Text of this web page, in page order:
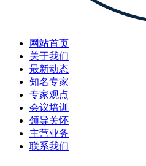
网站首页
关于我们
最新动态
知名专家
专家观点
会议培训
领导关怀
主营业务
联系我们